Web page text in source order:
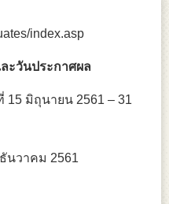
index.asp
ะวันประกาศผล
15 มิถุนายน 2561 – 31
นวาคม 2561